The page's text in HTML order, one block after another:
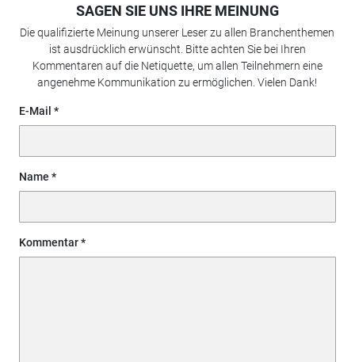
SAGEN SIE UNS IHRE MEINUNG
Die qualifizierte Meinung unserer Leser zu allen Branchenthemen
ist ausdrücklich erwünscht. Bitte achten Sie bei Ihren
Kommentaren auf die Netiquette, um allen Teilnehmern eine
angenehme Kommunikation zu ermöglichen. Vielen Dank!
E-Mail
Name
Kommentar